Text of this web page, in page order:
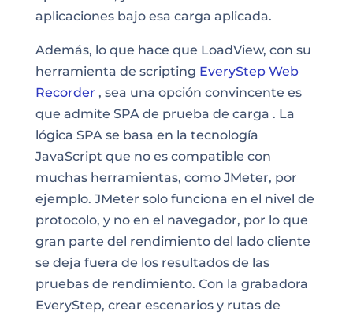
aplicaciones bajo esa carga aplicada.
Además, lo que hace que LoadView, con su
herramienta de scripting EveryStep Web
Recorder , sea una opción convincente es
que admite SPA de prueba de carga . La
lógica SPA se basa en la tecnología
JavaScript que no es compatible con
muchas herramientas, como JMeter, por
ejemplo. JMeter solo funciona en el nivel de
protocolo, y no en el navegador, por lo que
gran parte del rendimiento del lado cliente
se deja fuera de los resultados de las
pruebas de rendimiento. Con la grabadora
EveryStep, crear escenarios y rutas de